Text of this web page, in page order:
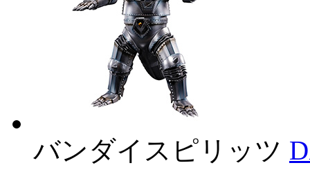
バンダイスピリッツ